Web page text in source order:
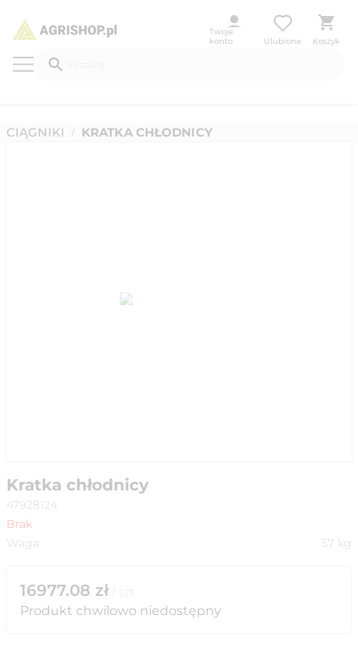
Twoje
konto
Ulubione Koszyk
CIĄGNIKI / KRATKA CHŁODNICY
Kratka chłodnicy
47928124
Brak
Waga
57 kg
16977.08 zł
Produkt chwilowo niedostępny